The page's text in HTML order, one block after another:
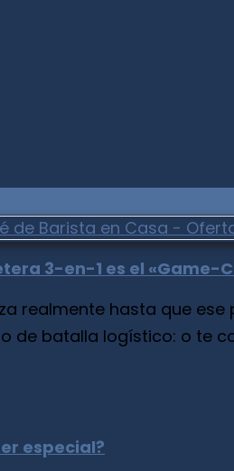
3-en-1 es el
realmente hasta que
batalla logístico: o te
especial?